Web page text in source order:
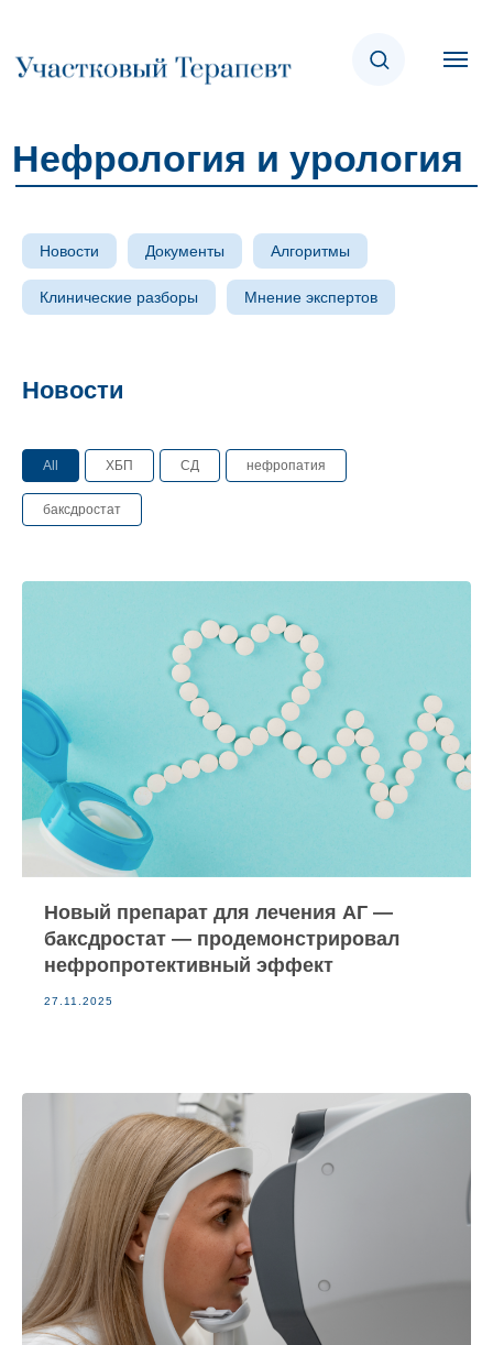
Новости Документы Алгоритмы
Клинические разборы Мнение экспертов
Новости
All ХБП СД нефропатия
баксдростат
Новый препарат для лечения АГ —
баксдростат — продемонстрировал
нефропротективный эффект
27.11.2025